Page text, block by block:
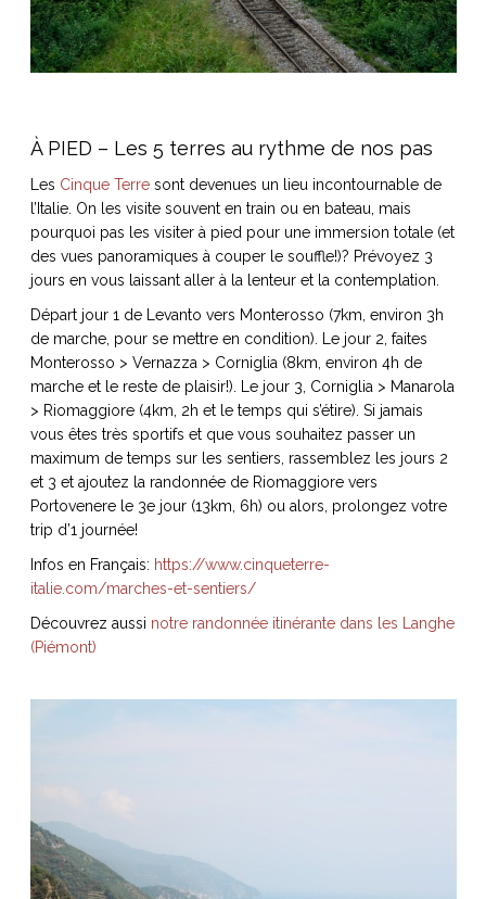
À PIED – Les 5 terres au rythme de nos pas
Les Cinque Terresont devenues un lieu incontournable de
l’Italie. On les visite souvent en train ou en bateau, mais
pourquoi pas les visiter à pied pour une immersion totale (et
des vues panoramiques à couper le souffle!)? Prévoyez 3
jours en vous laissant aller à la lenteur et la contemplation.
Départ jour 1 de Levanto vers Monterosso (7km, environ 3h
de marche, pour se mettre en condition). Le jour 2, faites
Monterosso > Vernazza > Corniglia (8km, environ 4h de
marche et le reste de plaisir!). Le jour 3, Corniglia > Manarola
> Riomaggiore (4km, 2h et le temps qui s’étire). Si jamais
vous êtes très sportifs et que vous souhaitez passer un
maximum de temps sur les sentiers, rassemblez les jours 2
et 3 et ajoutez la randonnée de Riomaggiore vers
Portovenere le 3e jour (13km, 6h) ou alors, prolongez votre
trip d’1 journée!
Infos en Français: https://www.cinqueterre-
italie.com/marches-et-sentiers/
Découvrez aussi notre randonnée itinérante dans les Langhe
(Piémont)